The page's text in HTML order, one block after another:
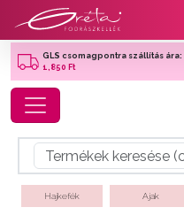
GLS csomagpontra szállítás ára:
1,850 Ft
Toggle navigation
Hajkefék Ajak